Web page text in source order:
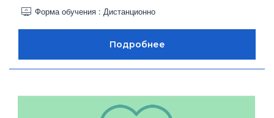
Форма обучения : Дистанционно